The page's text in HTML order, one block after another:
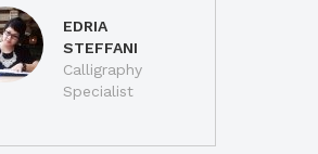
EDRIA
STEFFANI
Calligraphy
Specialist